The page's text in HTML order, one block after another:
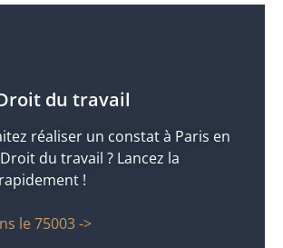
du travail
réaliser un constat à Paris en
du travail ? Lancez la
!
le 75003 ->